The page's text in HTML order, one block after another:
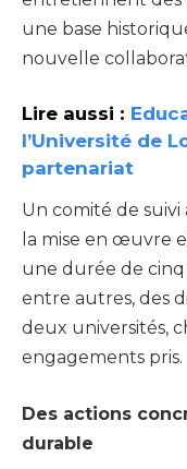
une base
nouvelle
Lire aussi :
l’Université de
partenariat
Un comité de
la mise en œuvre
une durée de cinq
entre autres, des
deux universités,
engagements pris.
Des actions
durable